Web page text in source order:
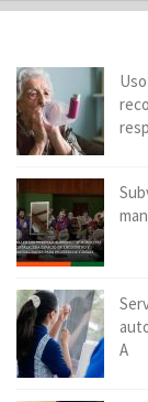
A